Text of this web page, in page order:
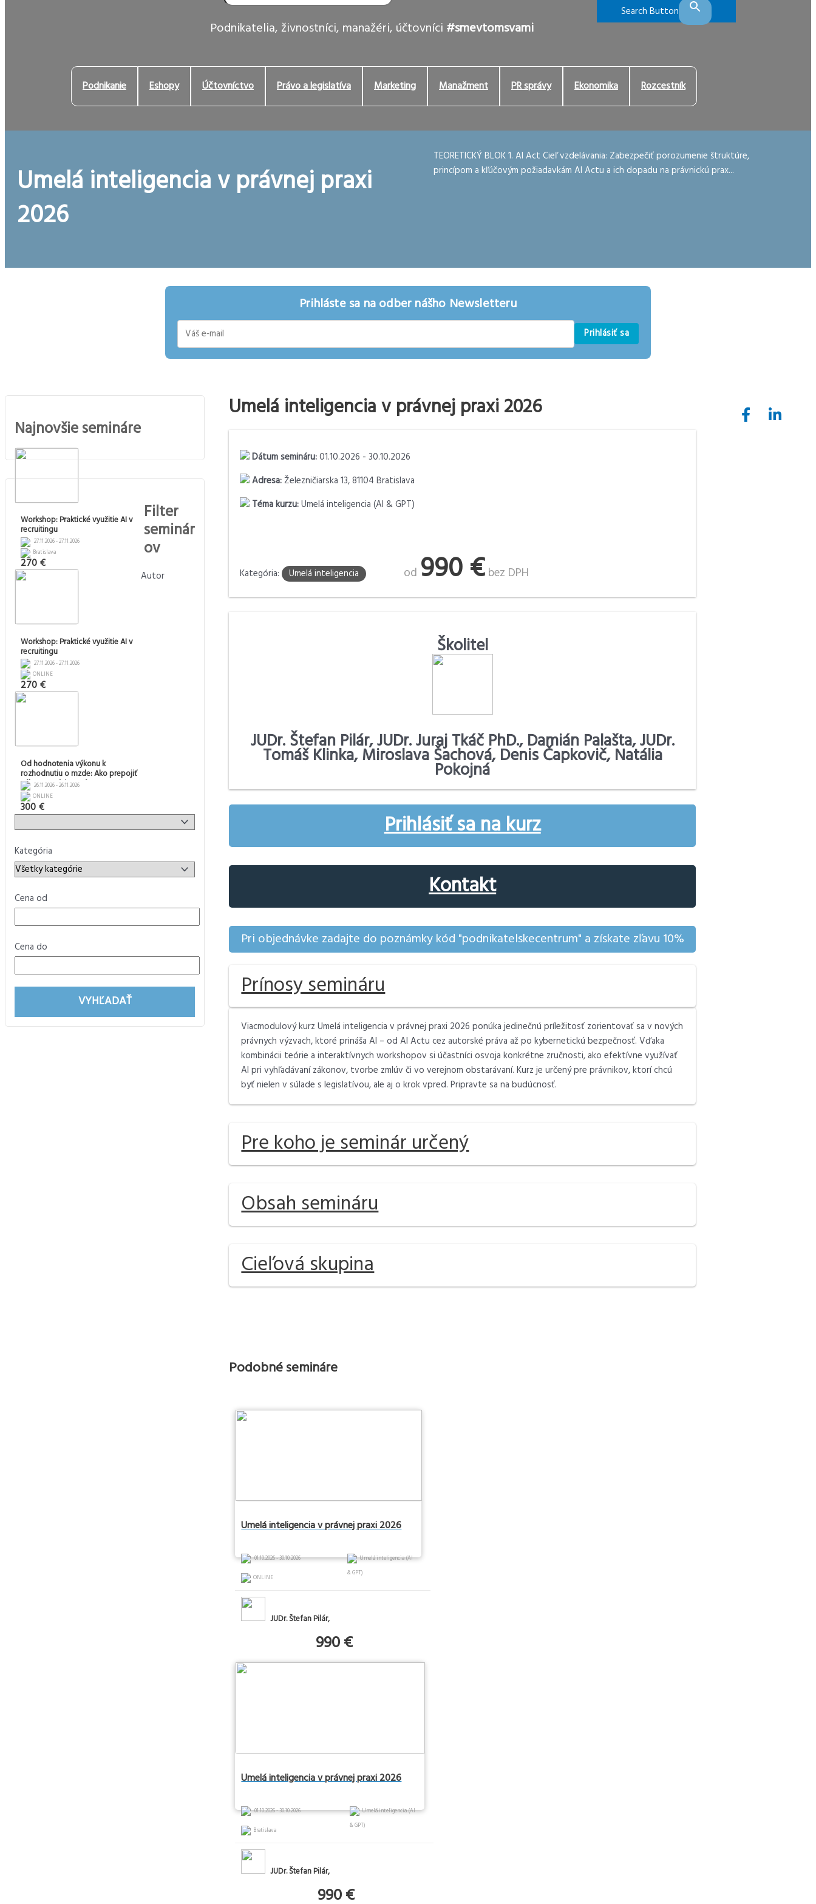
Search Button
Podnikatelia, živnostníci, manažéri, účtovníci #smevtomsvami
Podnikanie Eshopy Účtovníctvo Právo a legislatíva Marketing Manažment PR správy Ekonomika Rozcestník
Umelá inteligencia v právnej praxi
2026
TEORETICKÝ BLOK 1. AI Act Cieľ vzdelávania: Zabezpečiť porozumenie štruktúre,
princípom a kľúčovým požiadavkám AI Actu a ich dopadu na právnickú prax...
Prihláste sa na odber nášho Newsletteru
Prihlásiť sa
Najnovšie semináre
Workshop: Praktické využitie AI v
recruitingu
27.11.2026 - 27.11.2026
Bratislava
270 €
Workshop: Praktické využitie AI v
recruitingu
27.11.2026 - 27.11.2026
ONLINE
270 €
Od hodnotenia výkonu k
rozhodnutiu o mzde: Ako prepojiť
výkon, pozíciu v pásme a rast
mzdy
26.11.2026 - 26.11.2026
ONLINE
300 €
Filter
seminár
ov
Autor
Kategória
Cena od
Cena do
VYHĽADAŤ
Umelá inteligencia v právnej praxi 2026
Dátum semináru:01.10.2026 - 30.10.2026
Adresa:Železničiarska 13, 81104 Bratislava
Téma kurzu:Umelá inteligencia (AI & GPT)
Kategória: Umelá inteligencia od 990 € bez DPH
Školitel
JUDr. Štefan Pilár, JUDr. Juraj Tkáč PhD., Damián Palašta, JUDr.
Tomáš Klinka, Miroslava Šachová, Denis Čapkovič, Natália
Pokojná
Prihlásiť sa na kurz
Kontakt
Pri objednávke zadajte do poznámky kód "podnikatelskecentrum" a získate zľavu 10%
Prínosy semináru
Viacmodulový kurz Umelá inteligencia v právnej praxi 2026 ponúka jedinečnú príležitosť zorientovať sa v nových
právnych výzvach, ktoré prináša AI – od AI Actu cez autorské práva až po kybernetickú bezpečnosť. Vďaka
kombinácii teórie a interaktívnych workshopov si účastníci osvoja konkrétne zručnosti, ako efektívne využívať
AI pri vyhľadávaní zákonov, tvorbe zmlúv či vo verejnom obstarávaní. Kurz je určený pre právnikov, ktorí chcú
byť nielen v súlade s legislatívou, ale aj o krok vpred. Pripravte sa na budúcnosť.
Pre koho je seminár určený
Obsah semináru
Cieľová skupina
Podobné semináre
Umelá inteligencia v právnej praxi 2026
01.10.2026 - 30.10.2026
Umelá inteligencia (AI
& GPT)
ONLINE
JUDr. Štefan Pilár,
990 €
Umelá inteligencia v právnej praxi 2026
01.10.2026 - 30.10.2026
Umelá inteligencia (AI
& GPT)
Bratislava
JUDr. Štefan Pilár,
990 €